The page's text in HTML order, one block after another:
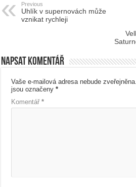
Previous
Uhlík v supernovách může
vznikat rychleji
Napsat komentář
Vaše e-mailová adresa nebude zveřejněna.
jsou označeny*
Komentář*